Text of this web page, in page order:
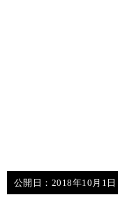
公開日： 2018年10月1日